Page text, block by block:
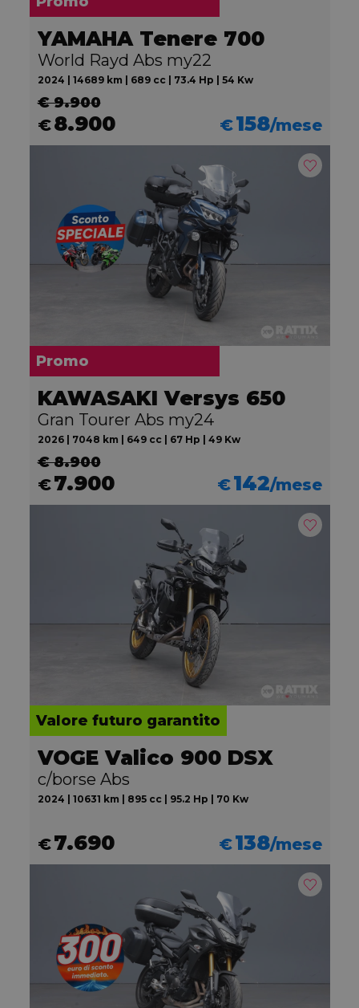
YAMAHA Tenere 700
World Rayd Abs my22
2024 | 14689 km | 689 cc | 73.4 Hp | 54 Kw
€ 9.900
€8.900 €158/mese
Promo
KAWASAKI Versys 650
Gran Tourer Abs my24
2026 | 7048 km | 649 cc | 67 Hp | 49 Kw
€ 8.900
€7.900 €142/mese
Valore futuro garantito
VOGE Valico 900 DSX
c/borse Abs
2024 | 10631 km | 895 cc | 95.2 Hp | 70 Kw
€7.690 €138/mese